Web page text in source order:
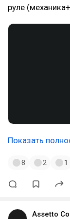
руле
Показать
8 2 1
Assetto